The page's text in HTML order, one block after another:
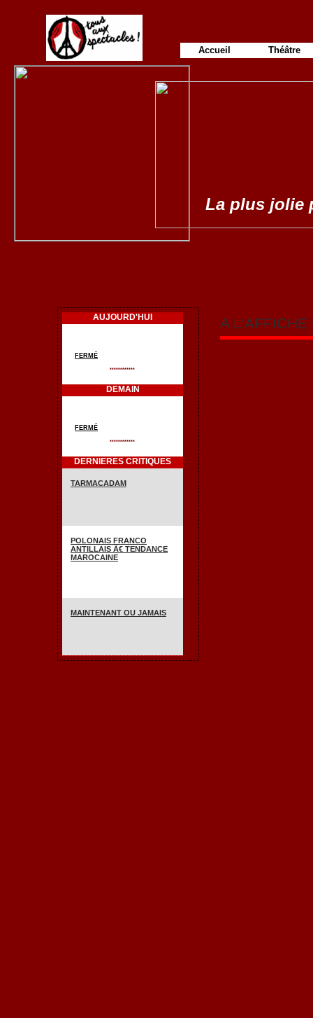
AUJOURD'HUI
FERMÉ
************
DEMAIN
FERMÉ
************
DERNIERES CRITIQUES
TARMACADAM
POLONAIS FRANCO
ANTILLAIS Ã€ TENDANCE
MAROCAINE
MAINTENANT OU JAMAIS
La plus jolie
Accueil Théâtre
A L'AFFICHE